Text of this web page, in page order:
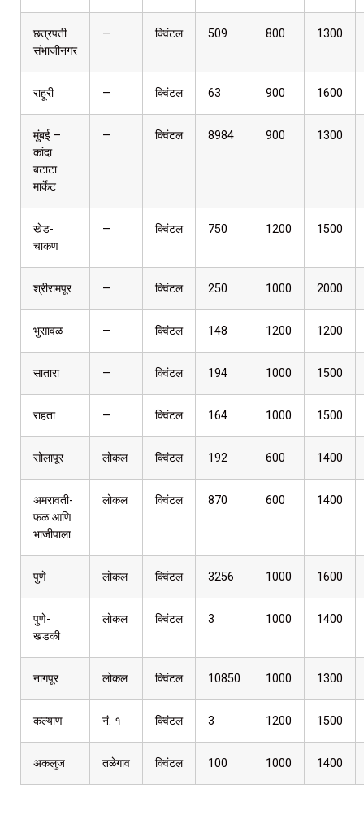
छत्रपती
संभाजीनगर
— क्विंटल 509 800 1300
राहूरी — क्विंटल 63 900 1600
मुंबई –
कांदा
बटाटा
मार्केट
— क्विंटल 8984 900 1300
खेड-
चाकण
— क्विंटल 750 1200 1500
श्रीरामपूर — क्विंटल 250 1000 2000
भुसावळ — क्विंटल 148 1200 1200
सातारा — क्विंटल 194 1000 1500
राहता — क्विंटल 164 1000 1500
सोलापूर लोकल क्विंटल 192 600 1400
अमरावती-
फळ आणि
भाजीपाला
लोकल क्विंटल 870 600 1400
पुणे लोकल क्विंटल 3256 1000 1600
पुणे-
खडकी
लोकल क्विंटल 3 1000 1400
नागपूर लोकल क्विंटल 10850 1000 1300
कल्याण नं. १ क्विंटल 3 1200 1500
अकलुज तळेगाव क्विंटल 100 1000 1400